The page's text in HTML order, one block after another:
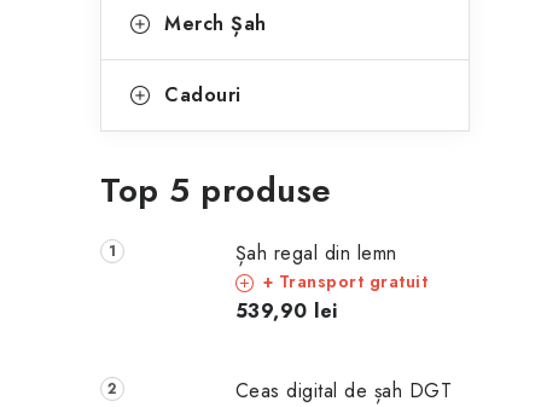
Merch Șah
Cadouri
Top 5 produse
Șah regal din lemn
+ Transport gratuit
539,90 lei
Ceas digital de șah DGT